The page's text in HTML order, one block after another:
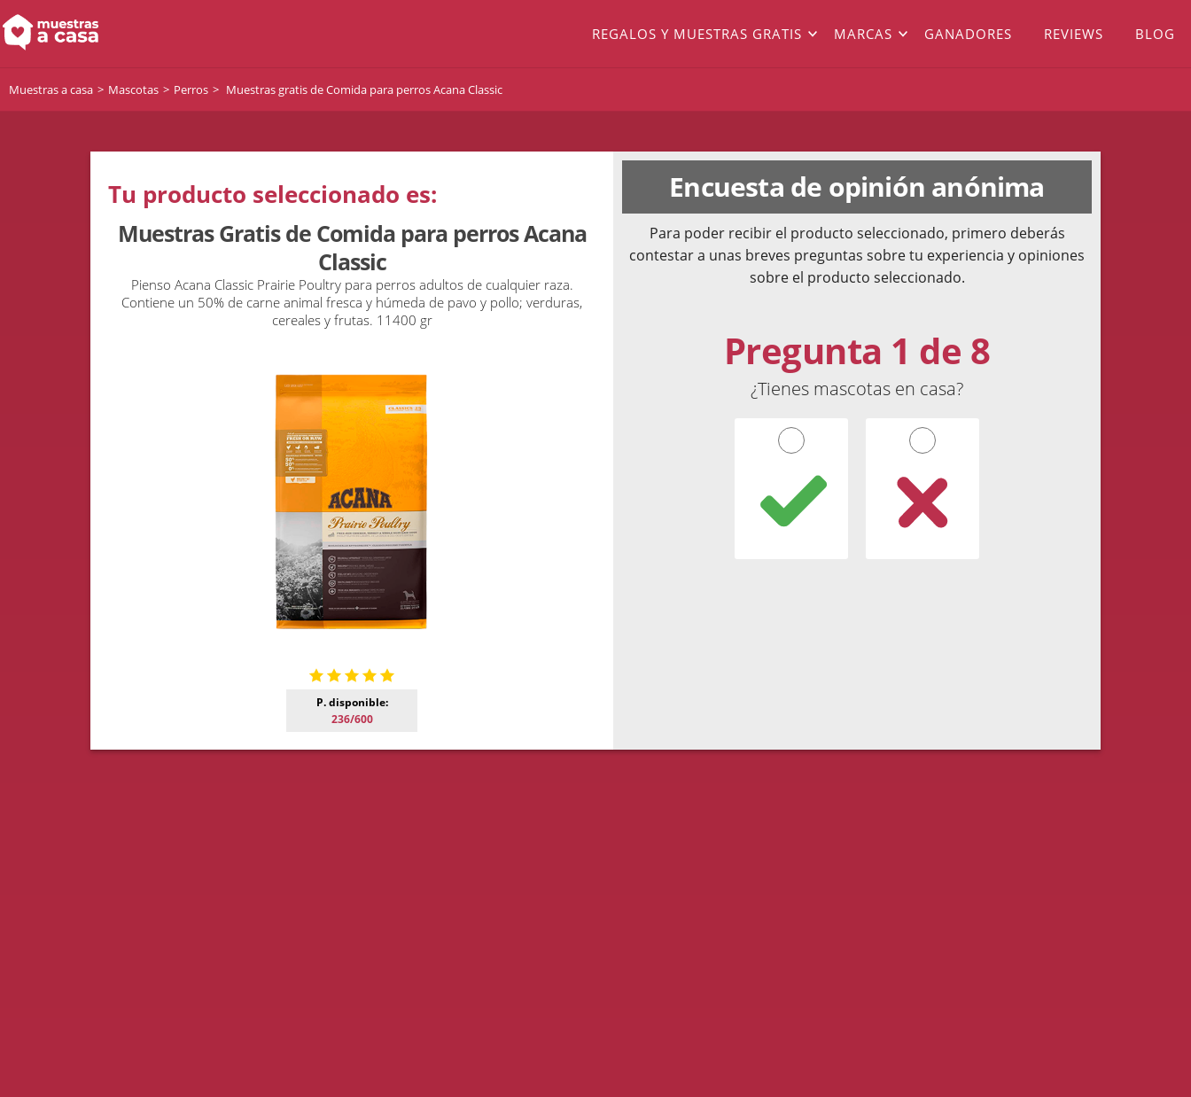
REGALOS Y MUESTRAS GRATIS MARCAS GANADORES REVIEWS BLOG
Muestras a casa Mascotas Perros Muestras gratis de Comida para perros Acana Classic
Tu producto seleccionado es:
Muestras Gratis de Comida para perros Acana
Classic
Pienso Acana Classic Prairie Poultry para perros adultos de cualquier raza.
Contiene un 50% de carne animal fresca y húmeda de pavo y pollo; verduras,
cereales y frutas. 11400 gr
P. disponible:
236/600
Encuesta de opinión anónima
Para poder recibir el producto seleccionado, primero deberás
contestar a unas breves preguntas sobre tu experiencia y opiniones
sobre el producto seleccionado.
Pregunta 1 de 8
¿Tienes mascotas en casa?